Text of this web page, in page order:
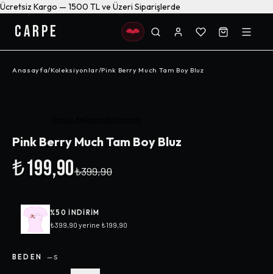
Ücretsiz Kargo — 1500 TL ve Üzeri Siparişlerde
CARPE
Anasayfa/Koleksiyonlar/Pink Berry Much Tam Boy Bluz
Pink Berry Much Tam Boy Bluz
₺199,90₺399,90
%50 INDIRIM
₺399,90 yerine ₺199,90
BEDEN —S